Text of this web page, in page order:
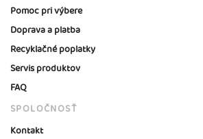
Pomoc pri výbere
Doprava a platba
Recyklačné poplatky
Servis produktov
FAQ
SPOLOČNOSŤ
Kontakt